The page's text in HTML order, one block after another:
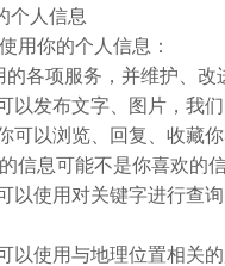
个人信息
用你的个人信息：
各项服务，并维护、改
以发布文字、图片，我
可以浏览、回复、收藏
信息可能不是你喜欢的信
以使用对关键字进行查
以使用与地理位置相关